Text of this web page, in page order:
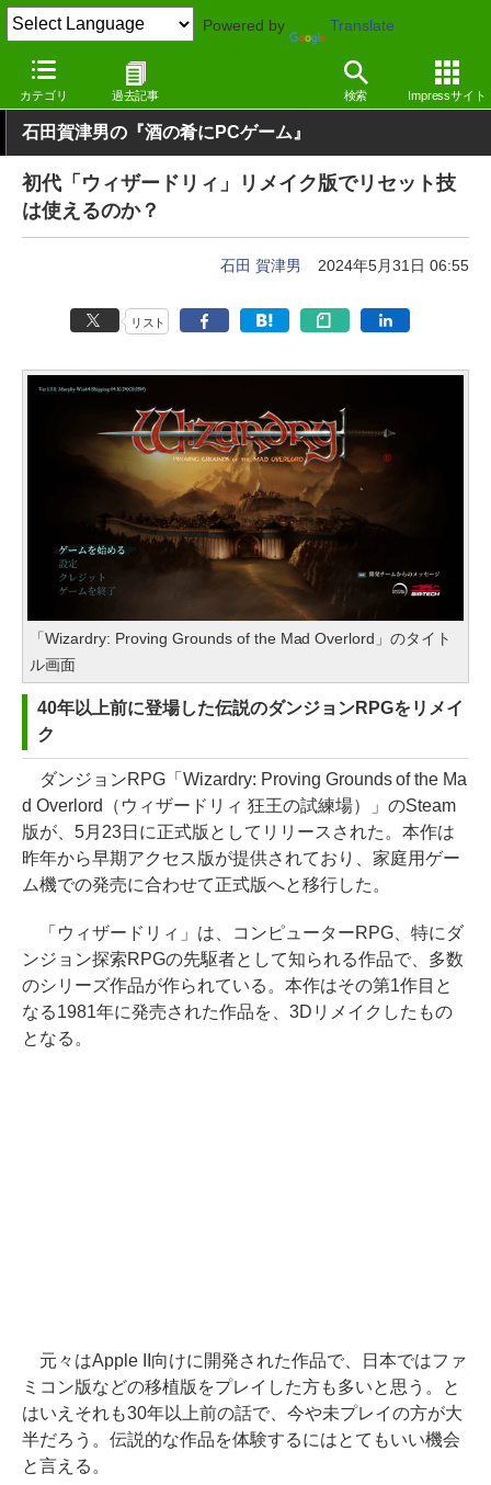
Powered by Translate
カテゴリ 過去記事 検索 Impressサイト
窓の杜 エンタメ ゲーム
石田賀津男の『酒の肴にPCゲーム』
初代「ウィザードリィ」リメイク版でリセット技
は使えるのか？
石田 賀津男 2024年5月31日 06:55
リスト
「Wizardry: Proving Grounds of the Mad Overlord」のタイト
ル画面
40年以上前に登場した伝説のダンジョンRPGをリメイ
ク
ダンジョンRPG「Wizardry: Proving Grounds of the Ma
d Overlord（ウィザードリィ 狂王の試練場）」のSteam
版が、5月23日に正式版としてリリースされた。本作は
昨年から早期アクセス版が提供されており、家庭用ゲー
ム機での発売に合わせて正式版へと移行した。
「ウィザードリィ」は、コンピューターRPG、特にダ
ンジョン探索RPGの先駆者として知られる作品で、多数
のシリーズ作品が作られている。本作はその第1作目と
なる1981年に発売された作品を、3Dリメイクしたもの
となる。
元々はApple II向けに開発された作品で、日本ではファ
ミコン版などの移植版をプレイした方も多いと思う。と
はいえそれも30年以上前の話で、今や未プレイの方が大
半だろう。伝説的な作品を体験するにはとてもいい機会
と言える。